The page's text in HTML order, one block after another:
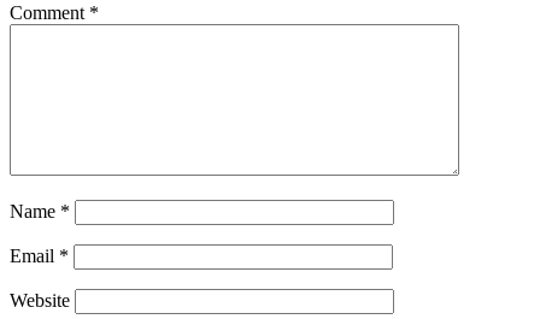
Comment *
Name *
Email *
Website